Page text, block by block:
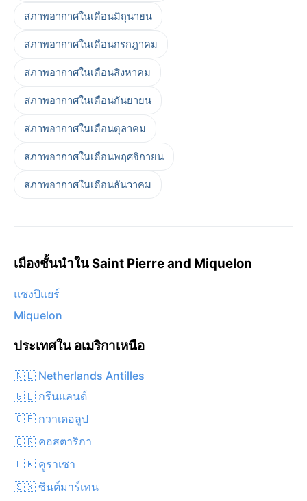
สภาพอากาศในเดือนมิถุนายน
สภาพอากาศในเดือนกรกฎาคม
สภาพอากาศในเดือนสิงหาคม
สภาพอากาศในเดือนกันยายน
สภาพอากาศในเดือนตุลาคม
สภาพอากาศในเดือนพฤศจิกายน
สภาพอากาศในเดือนธันวาคม
เมืองชั้นนำใน Saint Pierre and Miquelon
แซงปีแยร์
Miquelon
ประเทศใน อเมริกาเหนือ
🇳🇱 Netherlands Antilles
🇬🇱 กรีนแลนด์
🇬🇵 กวาเดอลูป
🇨🇷 คอสตาริกา
🇨🇼 คูราเซา
🇸🇽 ซินต์มาร์เทน